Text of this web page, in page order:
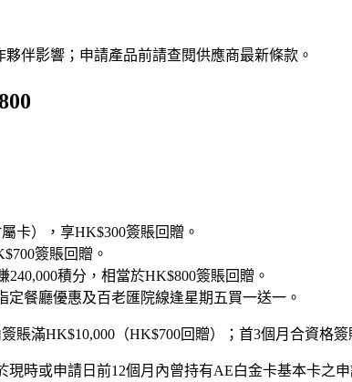
伴影響；申請產品前請查閱供應商最新條款。
卡），享HK$300簽賬回贈。
簽賬回贈。
積分，相當於HK$800簽賬回贈。
餐廳優惠及百老匯院線逢星期五買一送一。
滿HK$10,000（HK$700回贈）；首3個月合資格簽
時或申請日前12個月內曾持有AE白金卡基本卡之